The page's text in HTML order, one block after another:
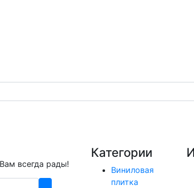
всегда рады!
Категории
Виниловая
плитка